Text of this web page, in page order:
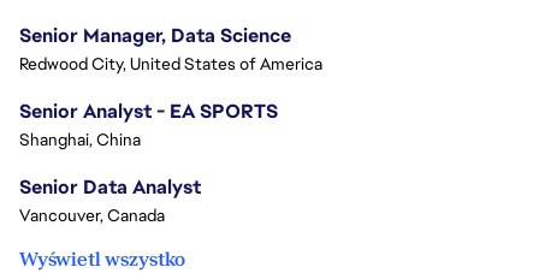
Senior Manager, Data Science
Redwood City, United States of America
Senior Analyst - EA SPORTS
Shanghai, China
Senior Data Analyst
Vancouver, Canada
Wyświetl wszystko